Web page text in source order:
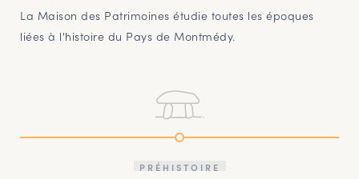
La Maison des Patrimoines étudie toutes les époques
liées à l'histoire du Pays de Montmédy.
PRÉHISTOIRE